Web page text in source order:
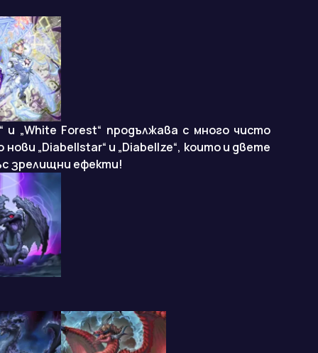
и „White Forest“ продължава с много чисто
„Diabellstar“ и „Diabellze“, които и двете
зрелищни ефекти!